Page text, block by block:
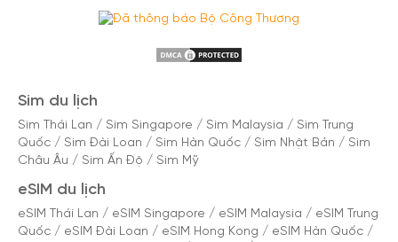
Sim du lịch
Sim Thái Lan / Sim Singapore / Sim Malaysia / Sim Trung
Quốc / Sim Đài Loan / Sim Hàn Quốc / Sim Nhật Bản / Sim
Châu Âu / Sim Ấn Độ / Sim Mỹ
eSIM du lịch
eSIM Thái Lan / eSIM Singapore / eSIM Malaysia / eSIM Trung
Quốc / eSIM Đài Loan / eSIM Hong Kong / eSIM Hàn Quốc /